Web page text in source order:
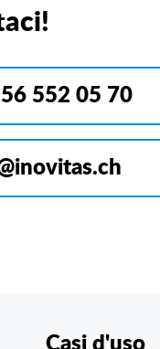
552 05 70
Casi d'uso